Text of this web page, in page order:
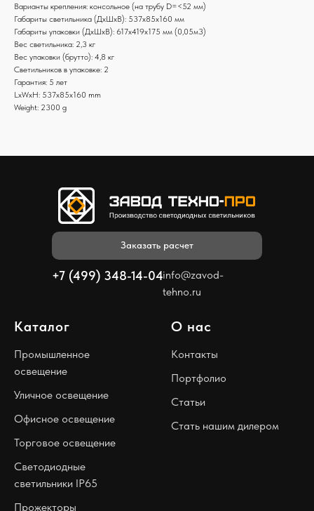
Варианты крепления: консольное (на трубу D=<52 мм)
Габариты светильника (ДхШхВ): 537x85x160 мм
Габариты упаковки (ДхШхВ): 617x419x175 мм (0,05м3)
Вес светильника: 2,3 кг
Вес упаковки (брутто): 4,8 кг
Светильников в упаковке: 2
Гарантия: 5 лет
LxWxH: 537x85x160 mm
Weight: 2300 g
+7 (499) 348-14-04info@zavod-
tehno.ru
Заказать расчет
Каталог
Промышленное
освещение
Уличное освещение
Офисное освещение
Торговое освещение
Светодиодные
светильники IP65
Прожекторы
О нас
Контакты
Портфолио
Статьи
Стать нашим дилером